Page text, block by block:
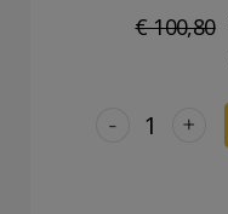
€ 100,80
+
-